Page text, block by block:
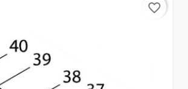
favorite_border